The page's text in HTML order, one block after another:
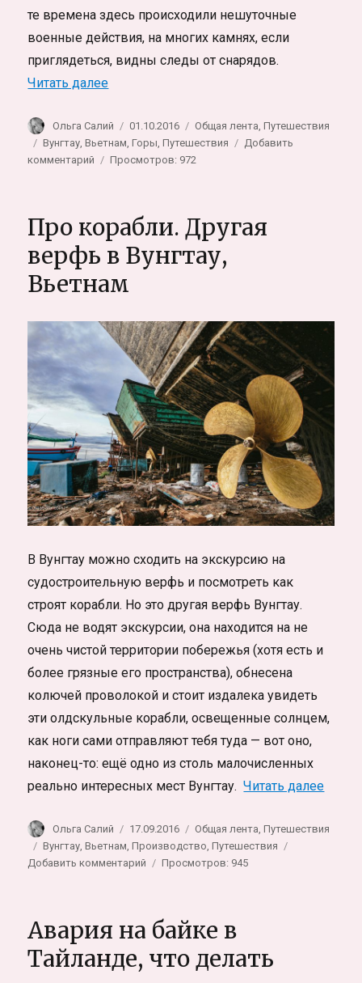
те времена здесь происходили нешуточные
военные действия, на многих камнях, если
приглядеться, видны следы от снарядов.
Читать далее«Партизанские пещеры на горе Минг-
Автор
Ольга Салий Опубликовано
01.10.2016 Рубрики
Общая лента ,Путешествия
Метки
Вунгтау ,Вьетнам ,Горы ,Путешествия
Добавить
комментарий
на
горе
Минг-
Дарм
в
Вьетнам
Просмотров: 972
Про корабли. Другая
верфь в Вунгтау,
Вьетнам
В Вунгтау можно сходить на экскурсию на
судостроительную верфь и посмотреть как
строят корабли. Но это другая верфь Вунгтау.
Сюда не водят экскурсии, она находится на не
очень чистой территории побережья (хотя есть и
более грязные его пространства), обнесена
колючей проволокой и стоит издалека увидеть
эти олдскульные корабли, освещенные солнцем,
как ноги сами отправляют тебя туда — вот оно,
наконец-то: ещё одно из столь малочисленных
реально интересных мест Вунгтау.Читать далее«Про
Автор
Ольга Салий Опубликовано
17.09.2016 Рубрики
Общая лента ,Путешествия
Метки
Вунгтау ,Вьетнам ,Производство ,Путешествия
Добавить комментарий
Другая
в
Просмотров: 945
Авария на байке в
Тайланде, что делать